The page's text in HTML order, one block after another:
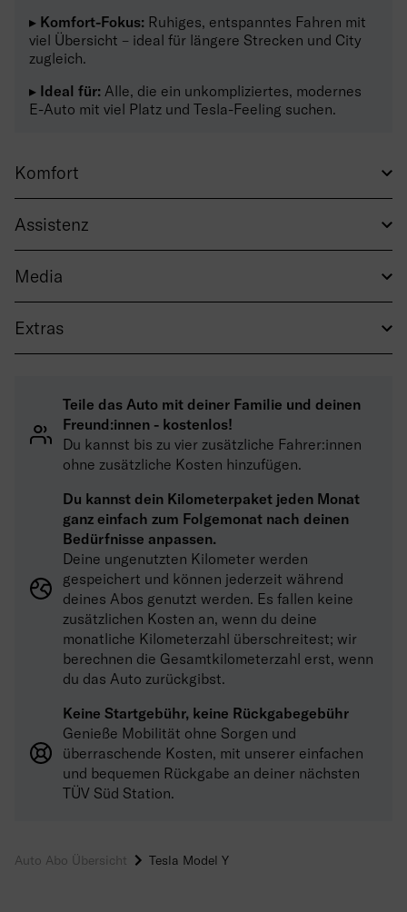
▸ Komfort-Fokus: Ruhiges, entspanntes Fahren mit
viel Übersicht – ideal für längere Strecken und City
zugleich.
▸ Ideal für: Alle, die ein unkompliziertes, modernes
E-Auto mit viel Platz und Tesla-Feeling suchen.
Komfort
Assistenz
Media
Extras
Teile das Auto mit deiner Familie und deinen
Freund:innen - kostenlos!
Du kannst bis zu vier zusätzliche Fahrer:innen
ohne zusätzliche Kosten hinzufügen.
Du kannst dein Kilometerpaket jeden Monat
ganz einfach zum Folgemonat nach deinen
Bedürfnisse anpassen.
Deine ungenutzten Kilometer werden
gespeichert und können jederzeit während
deines Abos genutzt werden. Es fallen keine
zusätzlichen Kosten an, wenn du deine
monatliche Kilometerzahl überschreitest; wir
berechnen die Gesamtkilometerzahl erst, wenn
du das Auto zurückgibst.
Keine Startgebühr, keine Rückgabegebühr
Genieße Mobilität ohne Sorgen und
überraschende Kosten, mit unserer einfachen
und bequemen Rückgabe an deiner nächsten
TÜV Süd Station.
Auto Abo Übersicht Tesla Model Y